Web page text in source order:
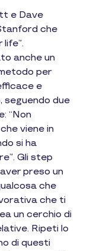
e Dave
che
life”.
anche un
per
e
seguendo due
“Non
viene in
si ha
Gli step
preso un
che
che ti
un cerchio di
Ripeti lo
di questi